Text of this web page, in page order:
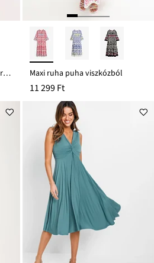
Mintás egyvállas ruha struktúrás viszkózból Maxi ruha puha viszkózból
11 299 Ft